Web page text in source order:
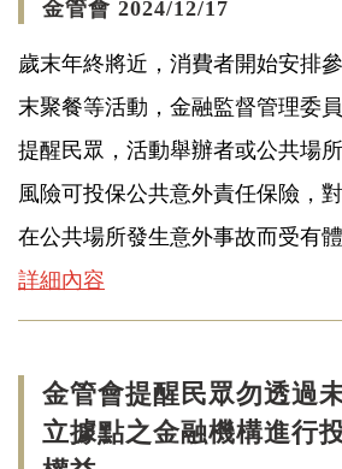
金管會 2024/12/17
歲末年終將近，消費者開始安排
末聚餐等活動，金融監督管理委
提醒民眾，活動舉辦者或公共場
風險可投保公共意外責任保險，
在公共場所發生意外事故而受有
詳細內容
金管會提醒民眾勿透過
立據點之金融機構進行